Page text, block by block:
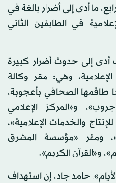
ما أدى إلى أضرار بالغة في
في الطابقين الثاني
أدى إلى حدوث أضرار كبيرة
وهي: مقر وكالة
طاقمها الصحافي بأعجوبة،
و«المركز الإعلامي
والخدمات الإعلامية»،
ومقر «مؤسسة المشرق
و«القرآن الكريم».
حامد جاد، إن استهداف